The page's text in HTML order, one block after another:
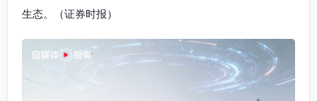
生态。（证券时报）